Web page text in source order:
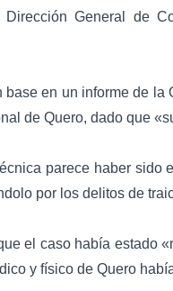
General de
base en un informe de
de Quero, dado que
parece haber sido
por los delitos de
el caso había estado
y físico de Quero